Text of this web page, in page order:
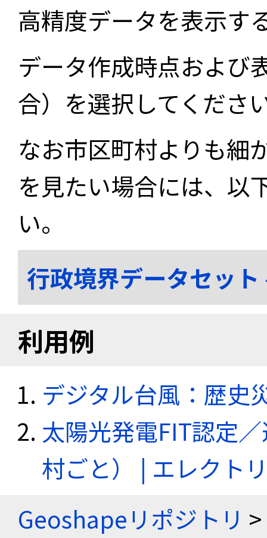
高精度データを表示す
データ作成時点および
合）を選択してくださ
なお市区町村よりも細
を見たい場合には、以
い。
行政境界データセッ
利用例
デジタル台風：歴史
太陽光発電FIT認定
村ごと） | エレクト
Geoshapeリポジトリ >